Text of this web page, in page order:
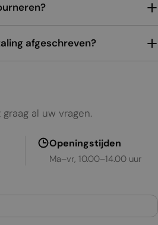
afgeschreven?
al uw vragen.
Openingstijden
Ma–vr, 10.00–14.00 uur